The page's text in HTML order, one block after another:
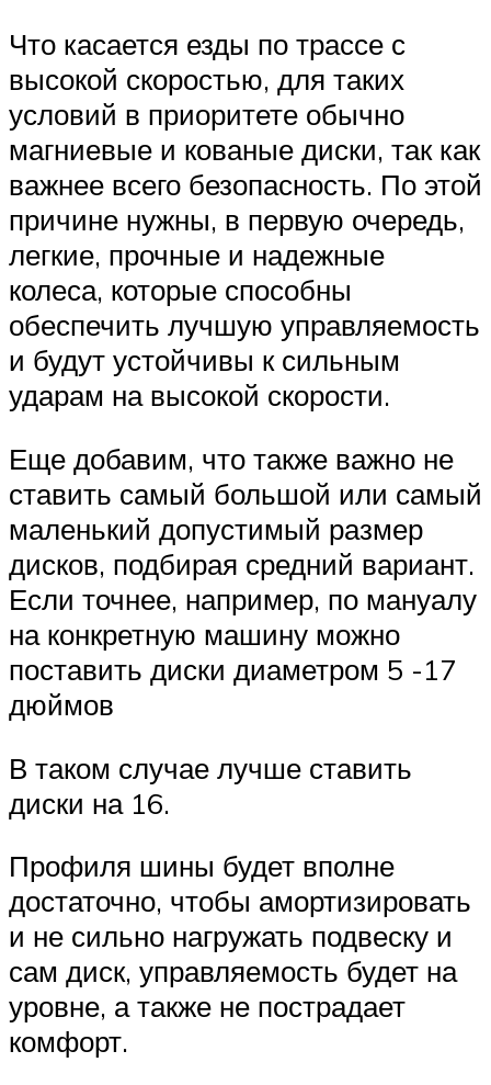
Что касается езды по трассе с
высокой скоростью, для таких
условий в приоритете обычно
магниевые и кованые диски, так как
важнее всего безопасность. По этой
причине нужны, в первую очередь,
легкие, прочные и надежные
колеса, которые способны
обеспечить лучшую управляемость
и будут устойчивы к сильным
ударам на высокой скорости.
Еще добавим, что также важно не
ставить самый большой или самый
маленький допустимый размер
дисков, подбирая средний вариант.
Если точнее, например, по мануалу
на конкретную машину можно
поставить диски диаметром 5 -17
дюймов
В таком случае лучше ставить
диски на 16.
Профиля шины будет вполне
достаточно, чтобы амортизировать
и не сильно нагружать подвеску и
сам диск, управляемость будет на
уровне, а также не пострадает
комфорт.